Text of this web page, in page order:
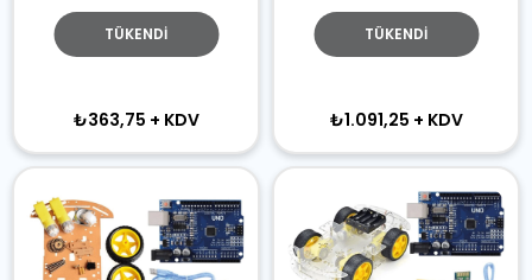
TÜKENDI
₺363,75 + KDV
TÜKENDI
₺1.091,25 + KDV